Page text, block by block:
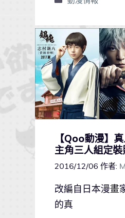
【Qoo動漫】
主角三人組定
2016/12/06 作者:
改編自日本漫畫
的真